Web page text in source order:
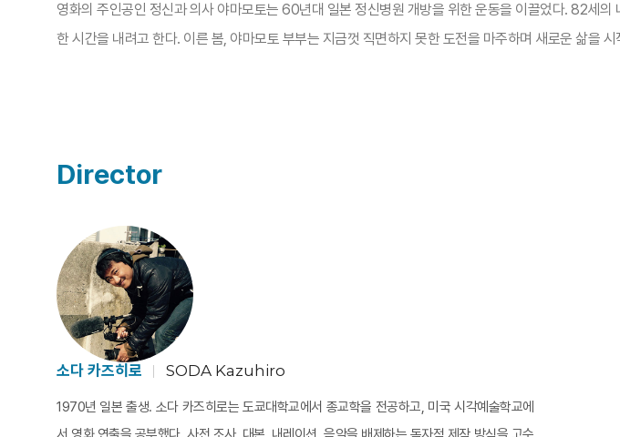
영화의 주인공인 정신과 의사 야마모토는 60년대 일본 정신병원 개방을 위한 운동을 이끌었다. 82세
한 시간을 내려고 한다. 이른 봄, 야마모토 부부는 지금껏 직면하지 못한 도전을 마주하며 새로운 삶을 시
Director
소다 카즈히로 SODA Kazuhiro
1970년 일본 출생. 소다 카즈히로는 도쿄대학교에서 종교학을 전공하고, 미국 시각예술학교에